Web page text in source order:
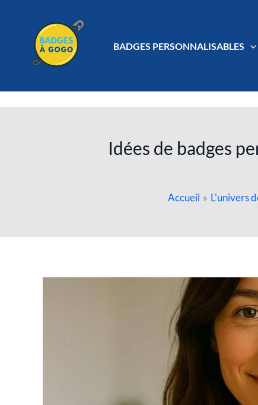
contenu
BADGES PERSONNALISABLES
Idées de badges
Accueil L'univers